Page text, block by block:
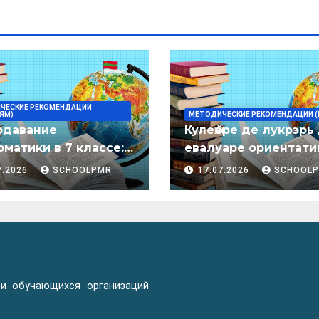
РЕКОМЕНДАЦИИ
в 7 классе:
пособие
SCHOOLPMR
МЕТОДИЧЕСКИЕ РЕКОМЕНДАЦИИ
Кулеӂере де лукрэрь
евалуаре
лимба
пентру елевий
организациилор де
17.07.2026
обучающихся организаций